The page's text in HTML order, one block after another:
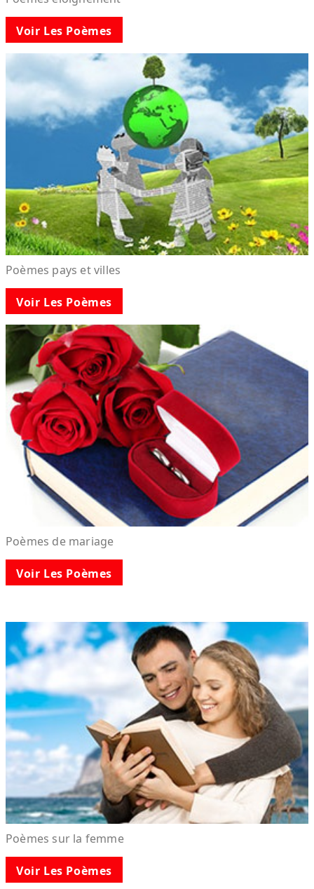
Voir Les Poèmes
Poèmes pays et villes
Voir Les Poèmes
Poèmes de mariage
Voir Les Poèmes
Poèmes sur la femme
Voir Les Poèmes